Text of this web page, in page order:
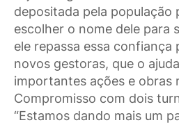
depositada pela população
escolher o nome dele para
ele repassa essa confiança
novos gestoras, que o
importantes ações e obras
Compromisso com dois
“Estamos dando mais um